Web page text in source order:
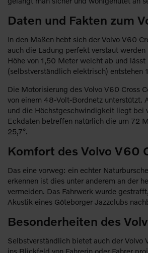
Daten und Fakten zum
In den Maßen hebt sich der Volvo V60
auch die Ladung perfekt verstaut
Höhe von 1,50 Meter weicht ab und
(selbstverständlich elektrisch) entstehen
Die Motorisierung des Volvo V60 Cross
von einem 48-Volt-Bordnetz unterstützt.
und die Höchstgeschwindigkeit liegt bei
Eckdaten betreffen natürlich die um 72
25,7°.
Komfort des Volvo V60
Das eine vorweg: ein echter
erkennen ist dies unter anderem an der
vermeiden. Das Fahrwerk wurde
Akustik eines Göteborger Jazzclubs
Besonderheiten des
Selbstverständlich bietet auch der Volvo
ins Blickfeld von Fahrerin oder Fahrer